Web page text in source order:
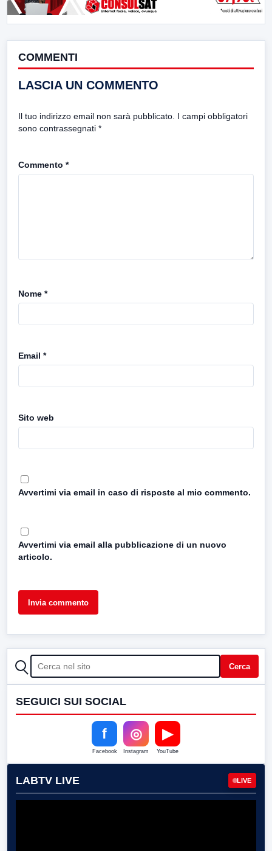
COMMENTI
LASCIA UN COMMENTO
Il tuo indirizzo email non sarà pubblicato. I campi obbligatori
sono contrassegnati *
Commento *
Nome *
Email *
Sito web
Avvertimi via email in caso di risposte al mio commento.
Avvertimi via email alla pubblicazione di un nuovo
articolo.
CERCA Cerca
SEGUICI SUI SOCIAL
f
Facebook
◎
Instagram
▶
YouTube
LABTV LIVE LIVE